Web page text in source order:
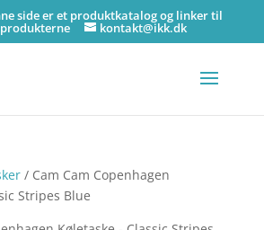
side er et produktkatalog og linker til
kontakt@ikk.dk
/ Cam Cam Copenhagen
Stripes Blue